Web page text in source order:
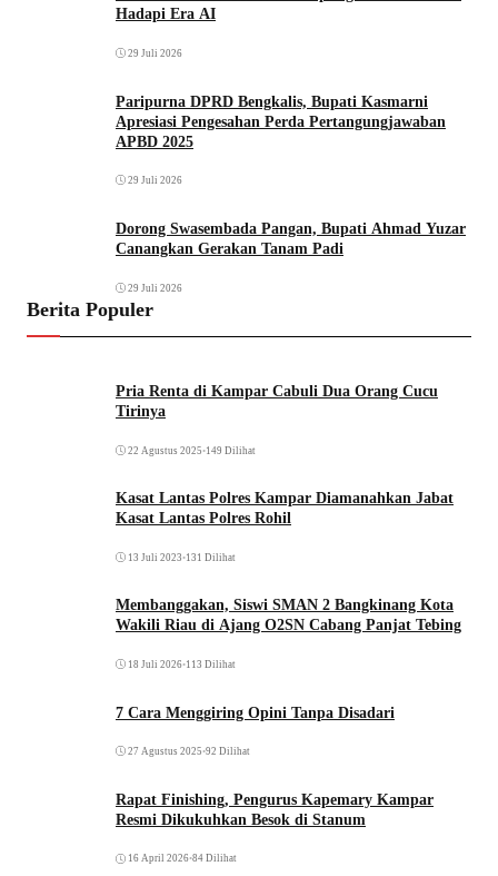
Hadapi Era AI
29 Juli 2026
Paripurna DPRD Bengkalis, Bupati Kasmarni
Apresiasi Pengesahan Perda Pertangungjawaban
APBD 2025
29 Juli 2026
Dorong Swasembada Pangan, Bupati Ahmad Yuzar
Canangkan Gerakan Tanam Padi
29 Juli 2026
Berita Populer
Pria Renta di Kampar Cabuli Dua Orang Cucu
Tirinya
22 Agustus 2025 •149 Dilihat
Kasat Lantas Polres Kampar Diamanahkan Jabat
Kasat Lantas Polres Rohil
13 Juli 2023 •131 Dilihat
Membanggakan, Siswi SMAN 2 Bangkinang Kota
Wakili Riau di Ajang O2SN Cabang Panjat Tebing
18 Juli 2026•113 Dilihat
7 Cara Menggiring Opini Tanpa Disadari
27 Agustus 2025 •92 Dilihat
Rapat Finishing, Pengurus Kapemary Kampar
Resmi Dikukuhkan Besok di Stanum
16 April 2026•84 Dilihat